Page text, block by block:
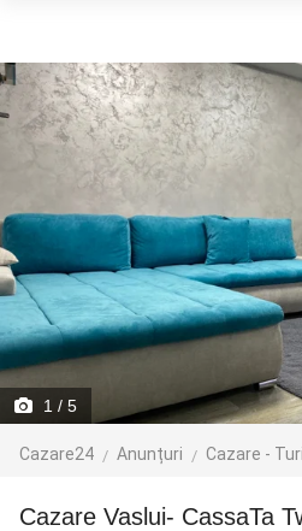
1 / 5
Cazare24 Anunțuri Cazare -
Cazare Vaslui- CassaTa